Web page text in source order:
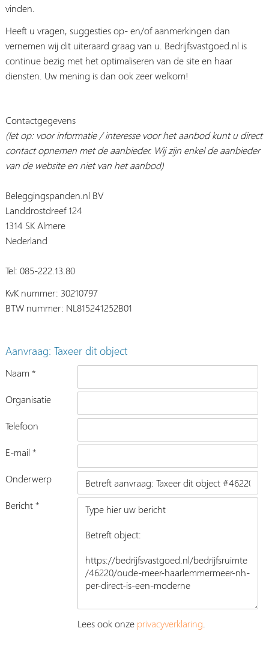
vinden.
Heeft u vragen, suggesties op- en/of aanmerkingen dan
vernemen wij dit uiteraard graag van u. Bedrijfsvastgoed.nl is
continue bezig met het optimaliseren van de site en haar
diensten. Uw mening is dan ook zeer welkom!
Contactgegevens
(let op: voor informatie / interesse voor het aanbod kunt u direct
contact opnemen met de aanbieder. Wij zijn enkel de aanbieder
van de website en niet van het aanbod)
Beleggingspanden.nl BV
Landdrostdreef 124
1314 SK Almere
Nederland
Tel: 085-222.13.80
KvK nummer: 30210797
BTW nummer: NL815241252B01
Aanvraag: Taxeer dit object
Naam *
Organisatie
Telefoon
E-mail *
Onderwerp
Bericht *
Lees ook onze privacyverklaring